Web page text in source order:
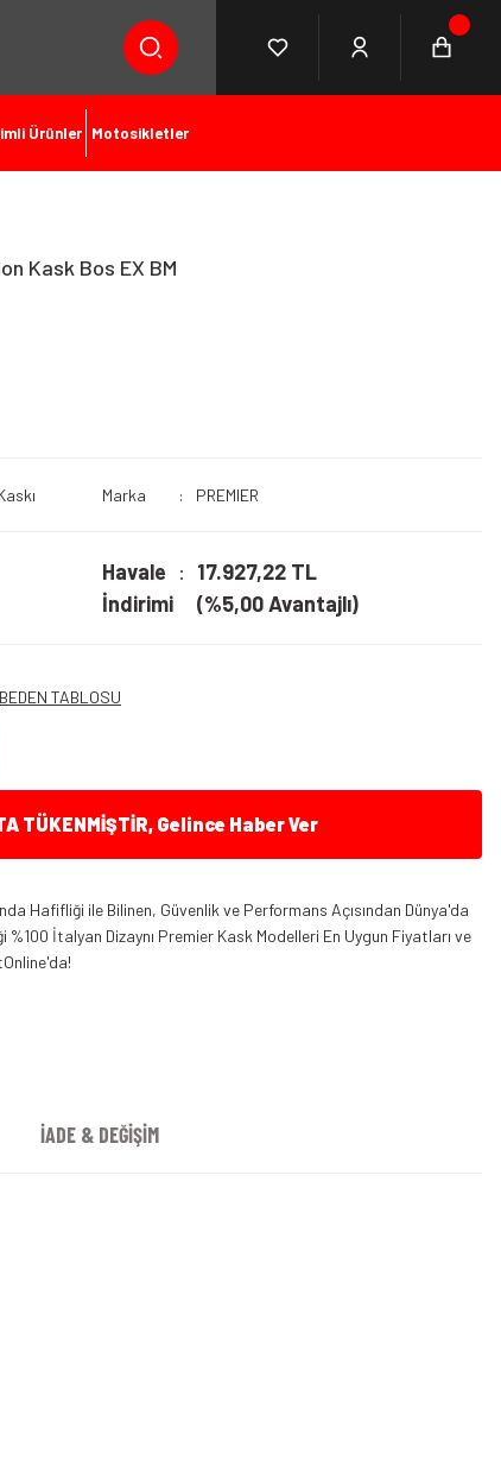
Ürünler Motosikletler
Kask Bos EX BM
Marka PREMIER
Havale
İndirimi
17.927,22 TL
(%5,00 Avantajlı)
BEDEN TABLOSU
TÜKENMİŞTİR, Gelince Haber Ver
Hafifliği ile Bilinen, Güvenlik ve Performans Açısından Dünya'da
%100 İtalyan Dizaynı Premier Kask Modelleri En Uygun Fiyatları ve
İADE & DEĞİŞİM